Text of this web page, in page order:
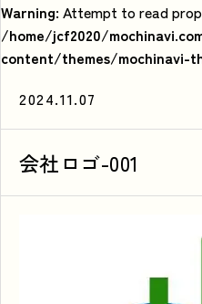
Warning: Attempt to read
/home/jcf2020/
content/themes/mochinavi-
2024.11.07
会社ロゴ-001